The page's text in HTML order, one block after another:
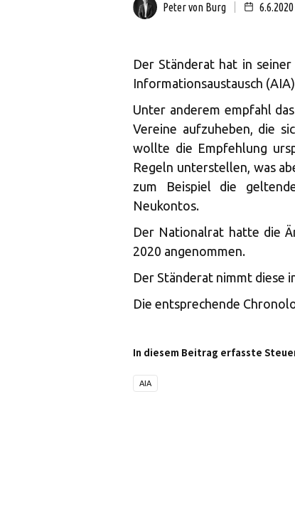
Peter von Burg 6.6.2020
Der Ständerat hat in
Informationsaustausch
Unter anderem empfahl
Vereine aufzuheben, die
wollte die Empfehlung
Regeln unterstellen, was
zum Beispiel die
Neukontos.
Der Nationalrat hatte die
2020 angenommen.
Der Ständerat nimmt diese
Die entsprechende
In diesem Beitrag erfasste
AIA